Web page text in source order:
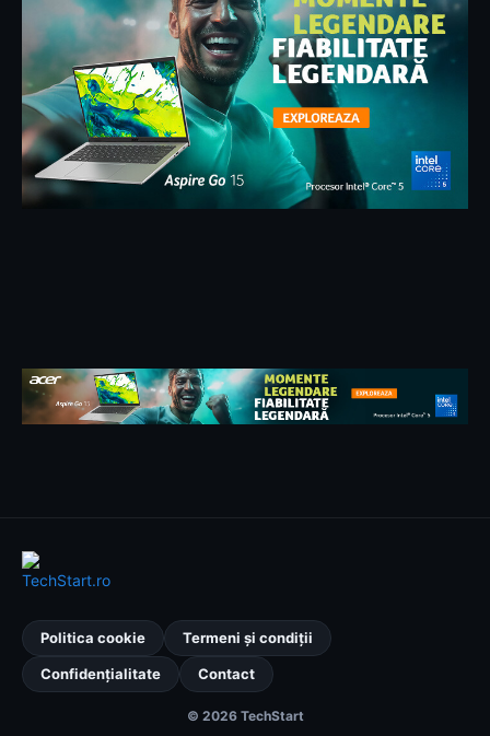
Politica cookie Termeni și condiții
Confidențialitate Contact
© 2026 TechStart